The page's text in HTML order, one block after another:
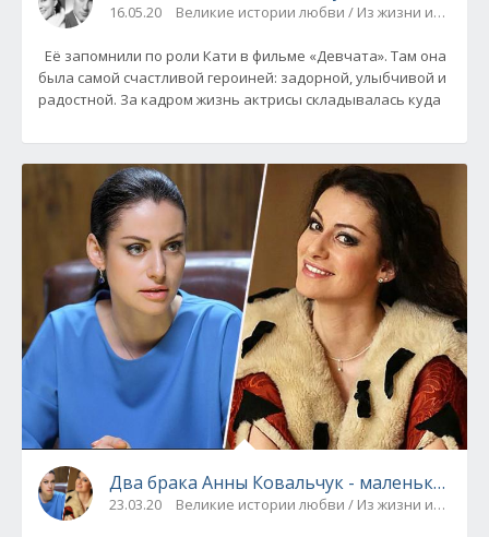
16.05.20 Великие истории любви / Из жизни
Её запомнили по роли Кати в фильме «Девчата». Там она
была самой счастливой героиней: задорной, улыбчивой и
радостной. За кадром жизнь актрисы складывалась куда
Два брака Анны Ковальчук - маленькие
23.03.20 Великие истории любви / Из жизни